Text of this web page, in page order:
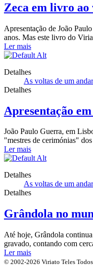
Zeca em livro ao
Apresentação de João
anos. Mas este livro do
Ler mais
Detalhes
As voltas de um
Detalhes
Apresentação
João Paulo Guerra, em
"mestres de cerimónias"
Ler mais
Detalhes
As voltas de um
Detalhes
Grândola no
Até hoje, Grândola
gravado, contando com
Ler mais
© 2002-2026 Viriato Teles